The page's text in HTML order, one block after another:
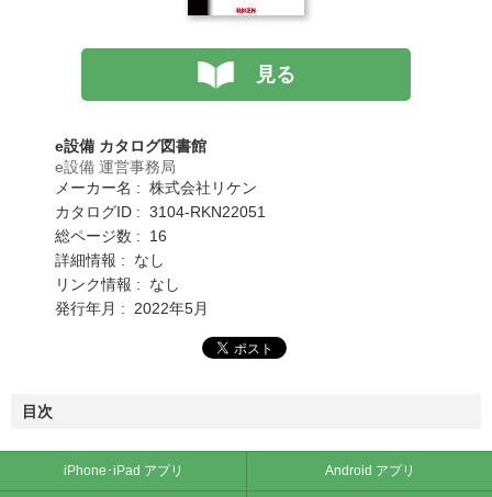
見る
e設備 カタログ図書館
e設備 運営事務局
メーカー名 : 株式会社リケン
カタログID : 3104-RKN22051
総ページ数 : 16
詳細情報 : なし
リンク情報 : なし
発行年月 : 2022年5月
目次
iPhone･iPad アプリ Android アプリ